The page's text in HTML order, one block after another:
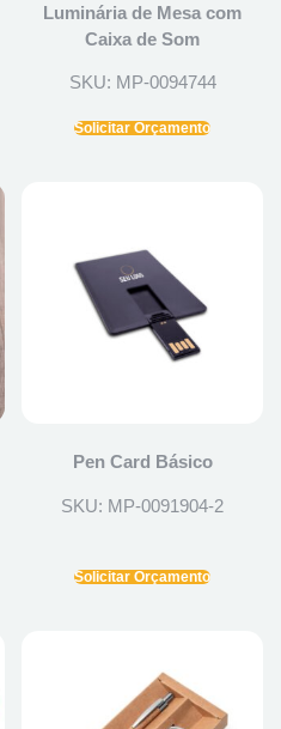
Luminária de Mesa com
Caixa de Som
SKU: MP-0094744
Solicitar Orçamento
Pen Card Básico
SKU: MP-0091904-2
Solicitar Orçamento